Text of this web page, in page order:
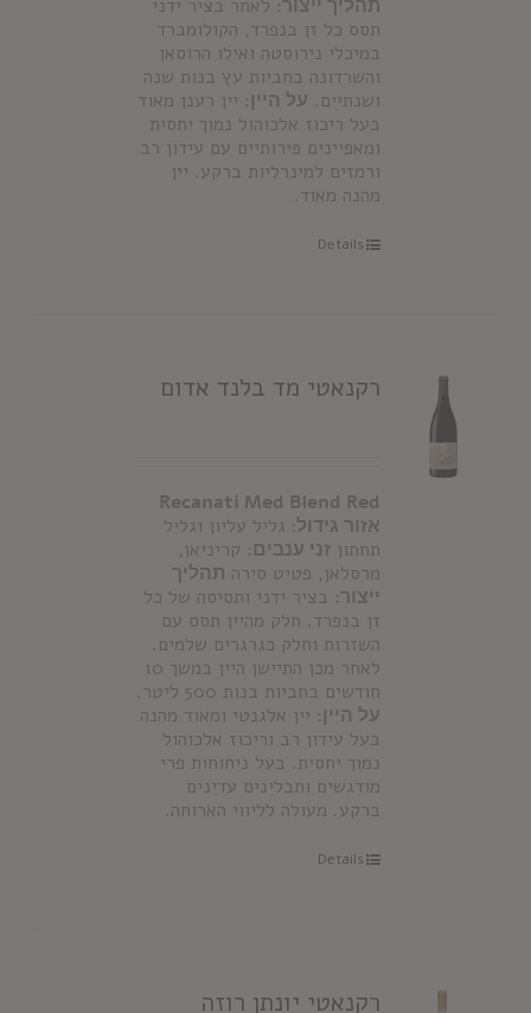
תהליך ייצור: לאחר בציר ידני
תסס כל זן בנפרד, הקולומברד
במיכלי נירוסטה ואילו הרוסאן
והשרדונה בחביות עץ בנות שנה
ושנתיים. על היין: יין רענן מאוד
בעל ריכוז אלכוהול נמוך יחסית
ומאפיינים פירותיים עם עידון רב
ורמזים למינרליות ברקע. יין
מהנה מאוד.
Details
רקנאטי מד בלנד אדום
Recanati Med Blend Red
אזור גידול: גליל עליון וגליל
תחתון זני ענבים: קריניאן,
מרסלאן, פטיט סירה תהליך
ייצור: בציר ידני ותסיסה של כל
זן בנפרד. חלק מהיין תסס עם
השזרות וחלק כגרגרים שלמים.
לאחר מכן התיישן היין במשך 10
חודשים בחביות בנות 500 ליטר.
על היין: יין אלגנטי ומאוד מהנה
בעל עידון רב וריכוז אלכוהול
נמוך יחסית. בעל ניחוחות פרי
מודגשים ותבלינים עדינים
ברקע. מעולה לליווי הארוחה.
Details
רקנאטי יונתן רוזה